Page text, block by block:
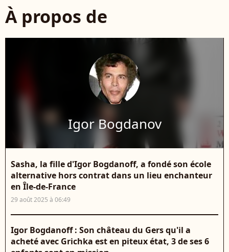
À propos de
Igor Bogdanov
Sasha, la fille d'Igor Bogdanoff, a fondé son école
alternative hors contrat dans un lieu enchanteur
en Île-de-France
29 août 2025 à 06:49
Igor Bogdanoff : Son château du Gers qu'il a
acheté avec Grichka est en piteux état, 3 de ses 6